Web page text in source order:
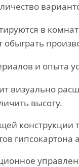
в
и опыта
визуально
высоту.
конструкции